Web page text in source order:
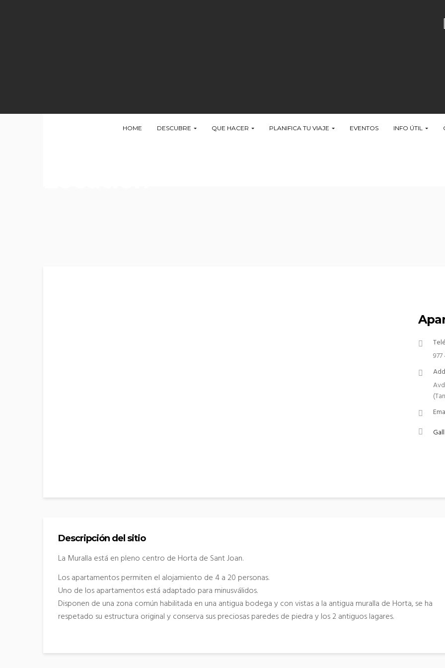
HOME DESCUBRE QUE HACER PLANIFICA TU VIAJE EVENTOS INFO ÚTIL
Descripción del sitio
La Muralla está en pleno centro de Horta de Sant Joan.
Los apartamentos permiten el alojamiento de 4 a 20 personas.
Uno de los apartamentos está adaptado para minusválidos.
Disponen de una zona común habilitada en una antigua bodega y con vistas a la antigua muralla de Horta, se ha
respetado su estructura original y conserva sus preciosas paredes de piedra y los 2 antiguos lagares.